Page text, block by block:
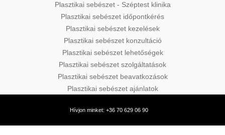
Plasztikai sebészet - Széptest klinika
Plasztikai sebészet időpontkérés
Plasztikai sebészet kezelések
Plasztikai sebészet konzultáció
Plasztikai sebészet lehetőségek
Plasztikai sebészet szolgáltatások
Plasztikai sebészet beavatkozások
Plasztikai sebészet ajánlatok
Hívjon minket: +36 70 629 06 90